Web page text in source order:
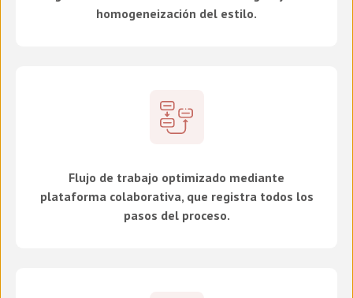
homogeneización del estilo.
Flujo de trabajo optimizado mediante
plataforma colaborativa, que registra todos los
pasos del proceso.